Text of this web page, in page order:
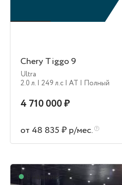
Chery Tiggo 9
Ultra
2.0 л. | 249 л.c | AT | Полный
4 710 000 ₽
от 48 835 ₽ р/мес.
В наличии